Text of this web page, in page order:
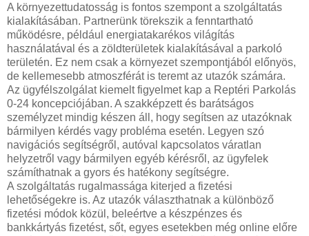
A környezettudatosság is fontos szempont a szolgáltatás
kialakításában. Partnerünk törekszik a fenntartható
működésre, például energiatakarékos világítás
használatával és a zöldterületek kialakításával a parkoló
területén. Ez nem csak a környezet szempontjából előnyös,
de kellemesebb atmoszférát is teremt az utazók számára.
Az ügyfélszolgálat kiemelt figyelmet kap a Reptéri Parkolás
0-24 koncepciójában. A szakképzett és barátságos
személyzet mindig készen áll, hogy segítsen az utazóknak
bármilyen kérdés vagy probléma esetén. Legyen szó
navigációs segítségről, autóval kapcsolatos váratlan
helyzetről vagy bármilyen egyéb kérésről, az ügyfelek
számíthatnak a gyors és hatékony segítségre.
A szolgáltatás rugalmassága kiterjed a fizetési
lehetőségekre is. Az utazók választhatnak a különböző
fizetési módok közül, beleértve a készpénzes és
bankkártyás fizetést, sőt, egyes esetekben még online előre